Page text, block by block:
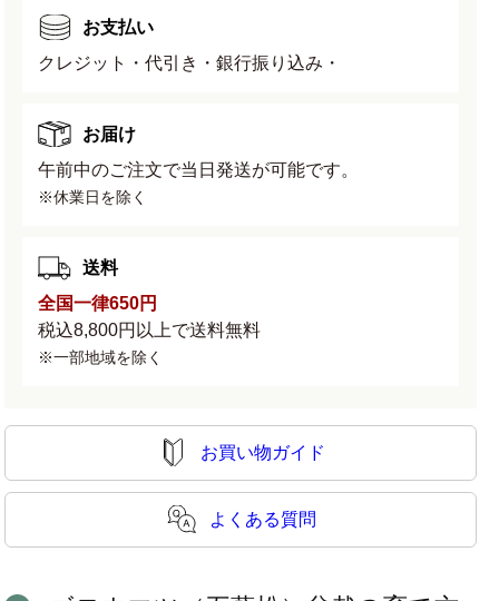
お支払い
クレジット・代引き・銀行振り込み・
お届け
午前中のご注文で当日発送が可能です。
※休業日を除く
送料
全国一律650円
税込8,800円以上で送料無料
※一部地域を除く
お買い物ガイド
よくある質問